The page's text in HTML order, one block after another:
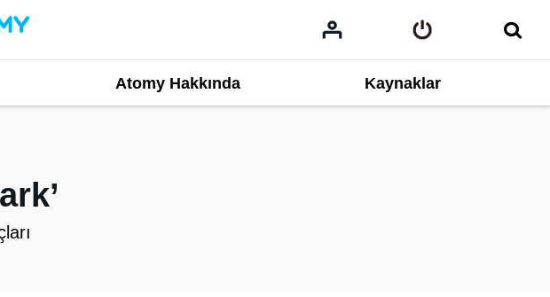
Atomy Hakkında Kaynaklar